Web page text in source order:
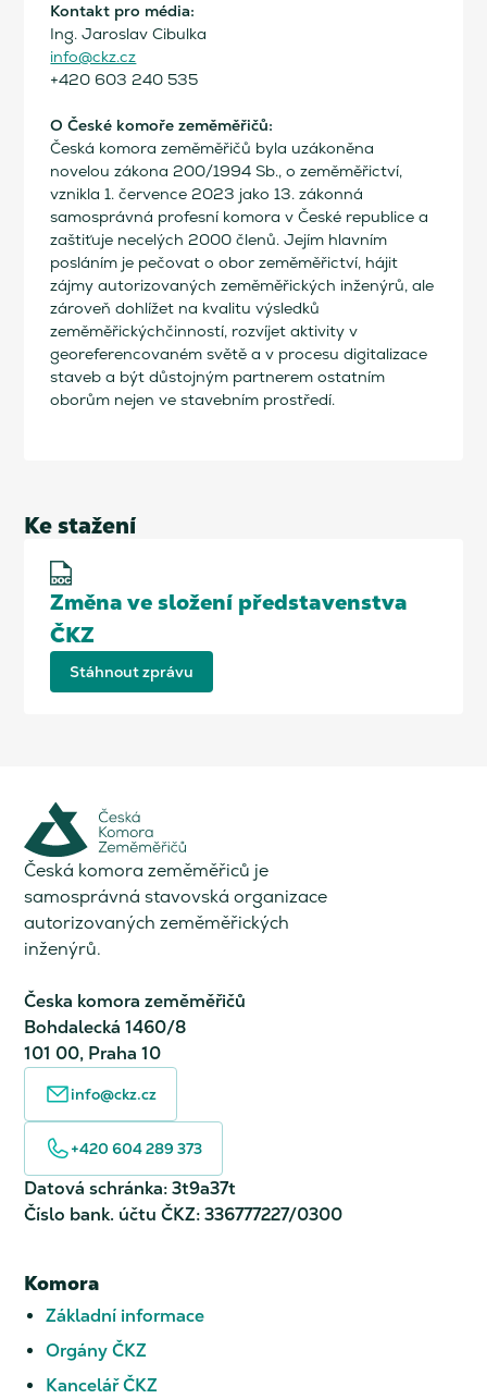
Kontakt pro média:
Ing. Jaroslav Cibulka
info@ckz.cz
+420 603 240 535
O České komoře zeměměřičů:
Česká komora zeměměřičů byla uzákoněna
novelou zákona 200/1994 Sb., o zeměměřictví,
vznikla 1. července 2023 jako 13. zákonná
samosprávná profesní komora v České republice a
zaštiťuje necelých 2000 členů. Jejím hlavním
posláním je pečovat o obor zeměměřictví, hájit
zájmy autorizovaných zeměměřických inženýrů, ale
zároveň dohlížet na kvalitu výsledků
zeměměřickýchčinností, rozvíjet aktivity v
georeferencovaném světě a v procesu digitalizace
staveb a být důstojným partnerem ostatním
oborům nejen ve stavebním prostředí.
Ke stažení
Změna ve složení představenstva
ČKZ
Stáhnout zprávu
Česká komora zeměměřiců je
samosprávná stavovská organizace
autorizovaných zeměměřických
inženýrů.
Česka komora zeměměřičů
Bohdalecká 1460/8
101 00, Praha 10
info@ckz.cz
+420 604 289 373
Datová schránka: 3t9a37t
Číslo bank. účtu ČKZ: 336777227/0300
Komora
Základní informace
Orgány ČKZ
Kancelář ČKZ